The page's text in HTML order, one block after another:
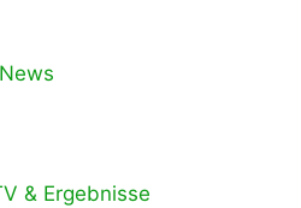
& Ergebnisse